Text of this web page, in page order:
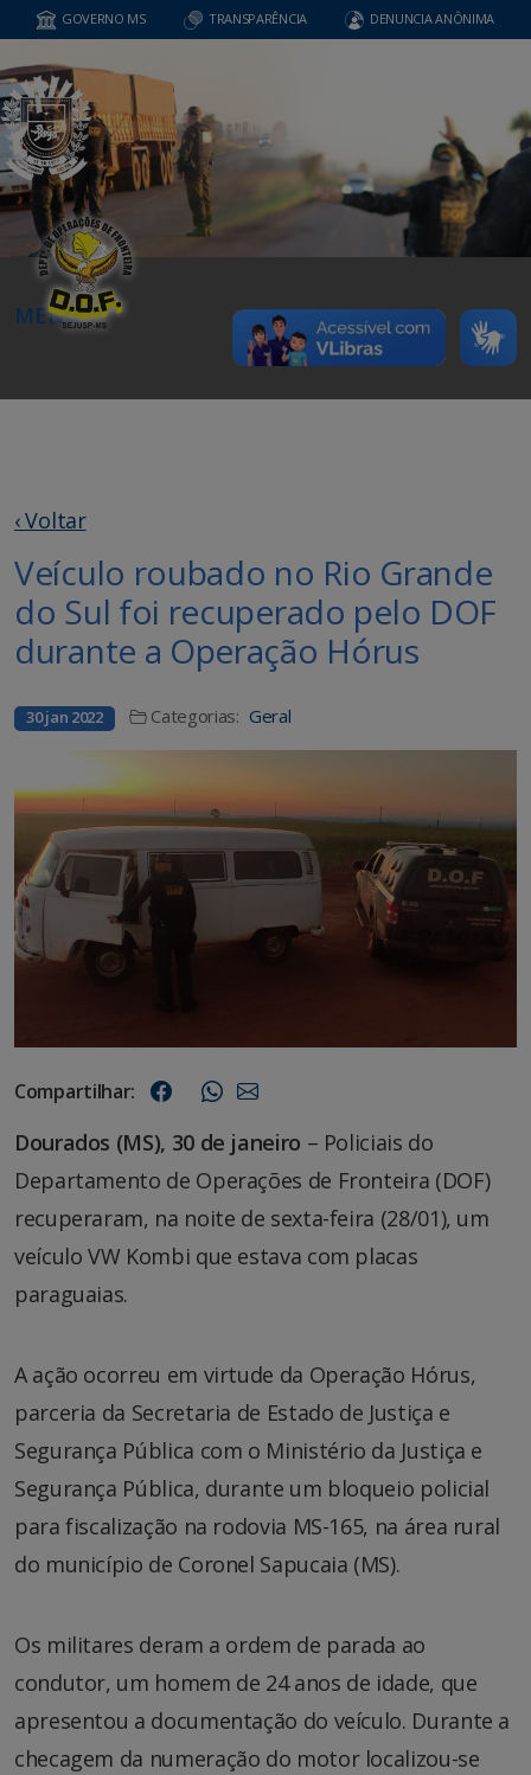
GOVERNO MS TRANSPARÊNCIA DENUNCIA ANÔNIMA
MENU
‹ Voltar
Veículo roubado no Rio Grande
do Sul foi recuperado pelo DOF
durante a Operação Hórus
30 jan 2022 Categorias: Geral
Compartilhar:
Dourados (MS), 30 de janeiro – Policiais do
Departamento de Operações de Fronteira (DOF)
recuperaram, na noite de sexta-feira (28/01), um
veículo VW Kombi que estava com placas
paraguaias.
A ação ocorreu em virtude da Operação Hórus,
parceria da Secretaria de Estado de Justiça e
Segurança Pública com o Ministério da Justiça e
Segurança Pública, durante um bloqueio policial
para fiscalização na rodovia MS-165, na área rural
do município de Coronel Sapucaia (MS).
Os militares deram a ordem de parada ao
condutor, um homem de 24 anos de idade, que
apresentou a documentação do veículo. Durante a
checagem da numeração do motor localizou-se